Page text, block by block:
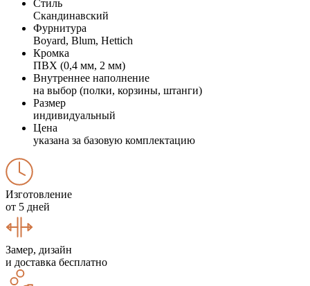
Стиль
Скандинавский
Фурнитура
Boyard, Blum, Hettich
Кромка
ПВХ (0,4 мм, 2 мм)
Внутреннее наполнение
на выбор (полки, корзины, штанги)
Размер
индивидуальный
Цена
указана за базовую комплектацию
Изготовление
от 5 дней
Замер, дизайн
и доставка бесплатно